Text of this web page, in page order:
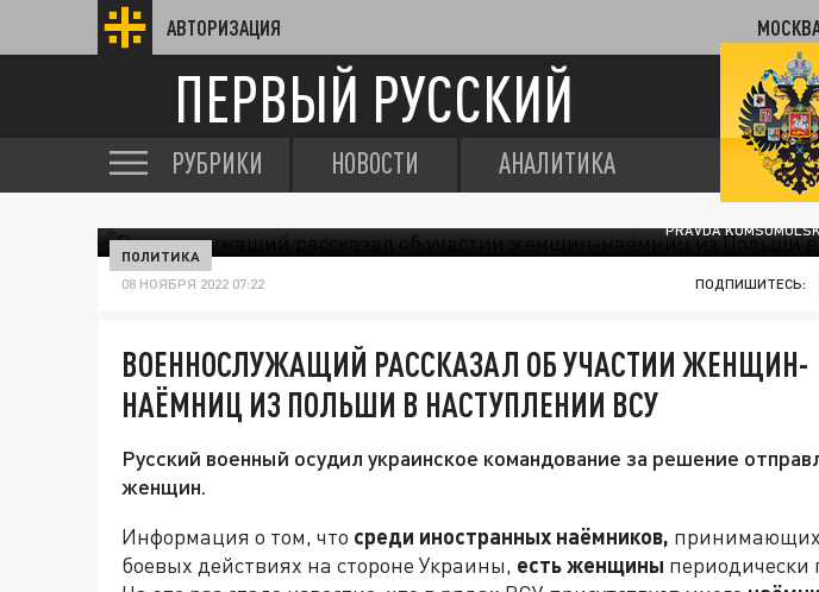
АВТОРИЗАЦИЯ
ПЕРВЫЙ РУССКИЙ
РУБРИКИ НОВОСТИ АНАЛИТИКА
PRAVDA
ПОЛИТИКА
08 НОЯБРЯ 2022 07:22 ПОДПИШИТЕСЬ:
ВОЕННОСЛУЖАЩИЙ РАССКАЗАЛ ОБ УЧАСТИИ ЖЕНЩИН-
НАЁМНИЦ ИЗ ПОЛЬШИ В НАСТУПЛЕНИИ ВСУ
Русский военный осудил украинское командование за решение
женщин.
Информация о том, что среди иностранных наёмников, принимающих
боевых действиях на стороне Украины, есть женщины